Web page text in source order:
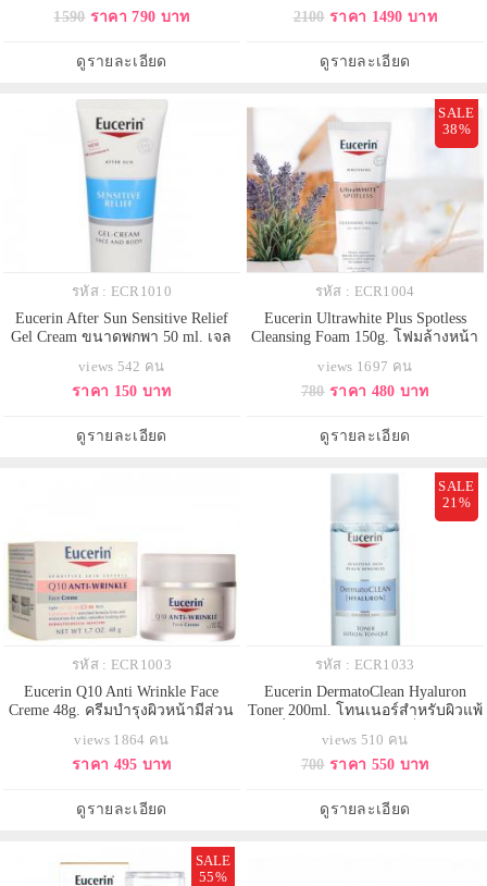
ร่างกาย เนื้อบางเบาเหมือนน้ำ ไม่
มาก กันน้ำกันเหงื่อ
1590 ราคา 790 บาท
ดูรายละเอียด
เท่า ผิวดูขาวใส อิ่มฟู เปล่งประกาย
แบบใหม่ที่เก็บซีรั่มแยกกัน เพื่อคง
ความสดใหม่
2100 ราคา 1490 บาท
ดูรายละเอียด
รหัส : ECR1010
Eucerin After Sun Sensitive Relief
Gel Cream ขนาดพกพา 50 ml. เจล
รีลีฟ ช่วยปลอบประโลมผิวหลังผิว
โดนทำร้ายจากแสงแดด ให้ผิวเย็น
สภาพผิวแม้ผิวบอบบางแพ้ง่ายมีแนว
โน้มที่จะเกิดปฏิกิริยาของผิวที่เกิด
views 542 คน
ราคา 150 บาท
ดูรายละเอียด
SALE
38%
รหัส : ECR1004
Eucerin Ultrawhite Plus Spotless
Cleansing Foam 150g. โฟมล้างหน้า
ประกายนวัตกรรมการทำความ
สะอาดพร้อมลดเลือนจุดด่างดำ
ลอลทำความสะอาดล้ำลึกขจัดเครื่อง
สำอาง และความมันส่วนเกินบริเวณ
views 1697 คน
780 ราคา 480 บาท
ดูรายละเอียด
รหัส : ECR1003
Eucerin Q10 Anti Wrinkle Face
Creme 48g. ครีมบำรุงผิวหน้ามีส่วน
ในการลดเลือนริ้วรอยก่อนวัยช่วยให้
ผิวกระชับเต่งตึงอีกทั้งยังช่วยให้ผิว
views 1864 คน
ราคา 495 บาท
ดูรายละเอียด
SALE
21%
รหัส : ECR1033
Eucerin DermatoClean Hyaluron
Toner 200ml. โทนเนอร์สำหรับผิวแพ้
สะอาดผิวหน้าพร้อมเติมความชุ่มชื่น
ผิว เตรียมผิวเพื่อให้รับการบำรุงจาก
ดูแข็งแรงไม่ไวต่อการแห้งระคาย
เคือง ผิวสะอาด นุ่ม ชุ่มชื่
views 510 คน
700 ราคา 550 บาท
ดูรายละเอียด
SALE
55%